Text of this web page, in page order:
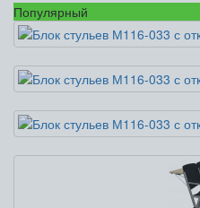
Популярный